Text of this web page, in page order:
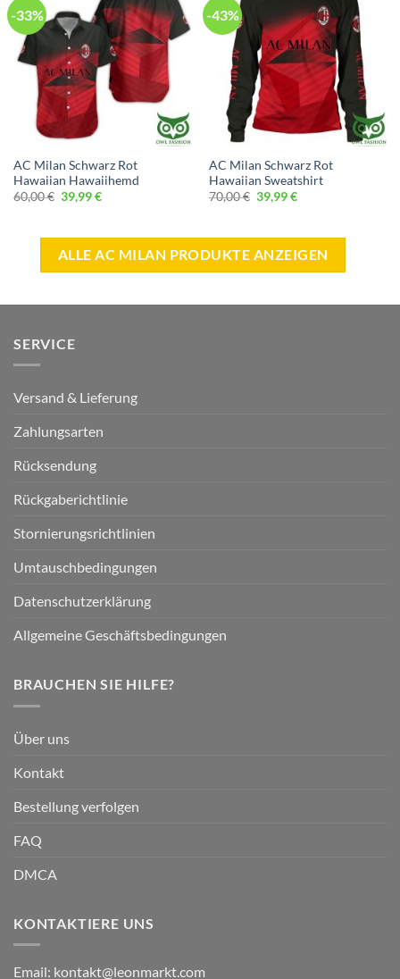
-33%
AC Milan Schwarz Rot
Hawaiian Hawaiihemd
60,00€ Ursprünglicher
Preis
39,99€Aktueller
-43%
AC Milan Schwarz Rot
Hawaiian Sweatshirt
70,00€ Ursprünglicher
Preis
39,99€Aktueller
ALLE AC MILAN PRODUKTE ANZEIGEN
SERVICE
Versand & Lieferung
Zahlungsarten
Rücksendung
Rückgaberichtlinie
Stornierungsrichtlinien
Umtauschbedingungen
Datenschutzerklärung
Allgemeine Geschäftsbedingungen
BRAUCHEN SIE HILFE?
Über uns
Kontakt
Bestellung verfolgen
FAQ
DMCA
KONTAKTIERE UNS
Email: kontakt@leonmarkt.com